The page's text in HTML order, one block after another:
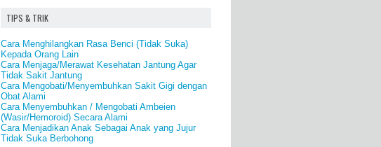
TIPS & TRIK
Cara Menghilangkan Rasa Benci (Tidak Suka)
Kepada Orang Lain
Cara Menjaga/Merawat Kesehatan Jantung Agar
Tidak Sakit Jantung
Cara Mengobati/Menyembuhkan Sakit Gigi dengan
Obat Alami
Cara Menyembuhkan / Mengobati Ambeien
(Wasir/Hemoroid) Secara Alami
Cara Menjadikan Anak Sebagai Anak yang Jujur
Tidak Suka Berbohong